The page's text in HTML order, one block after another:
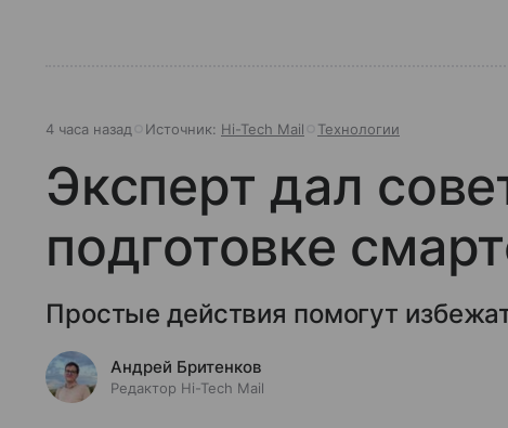
4 часа назад Источник: Hi-Tech Mail Технологии
Эксперт дал
подготовке
Простые действия помогут
Андрей Бритенков
Редактор Hi-Tech Mail